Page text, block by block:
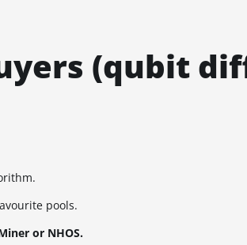
(qubit
pools.
or NHOS.